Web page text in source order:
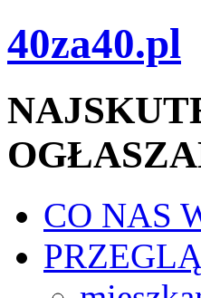
40za40.pl
CO NAS